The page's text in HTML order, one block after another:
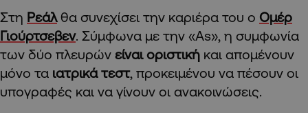
Στη Ρεάλ θα συνεχίσει την καριέρα του ο Ομέρ
Γιούρτσεβεν. Σύμφωνα με την «As», η συμφωνία
των δύο πλευρών είναι οριστική και απομένουν
μόνο τα ιατρικά τεστ, προκειμένου να πέσουν οι
υπογραφές και να γίνουν οι ανακοινώσεις.